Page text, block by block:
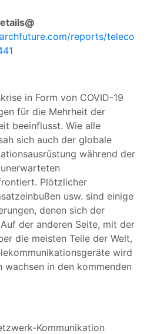
reports/teleco
in Form von COVID-19
für die Mehrheit der
beeinflusst. Wie alle
sich auch der globale
während der
Plötzlicher
usw. sind einige
denen sich der
der anderen Seite, mit der
die meisten Teile der Welt,
wird
in den kommenden
Kommunikation